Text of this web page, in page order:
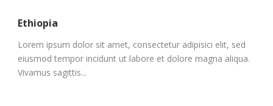
Ethiopia
Lorem ipsum dolor sit amet, consectetur adipisici elit, sed
eiusmod tempor incidunt ut labore et dolore magna aliqua.
Vivamus sagittis...